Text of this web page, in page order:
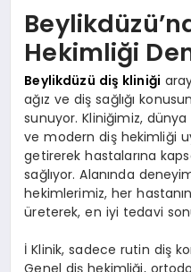
Hekimliği
Beylikdüzü diş kliniği
ağız ve diş sağlığı
sunuyor. Kliniğimiz,
ve modern diş hekimliği
getirerek hastalarına
sağlıyor. Alanında
hekimlerimiz, her
üreterek, en iyi tedavi
İ Klinik, sadece rutin diş
Genel diş hekimliği,